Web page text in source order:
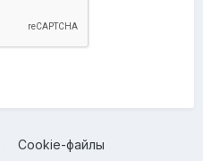
Cookie-файлы